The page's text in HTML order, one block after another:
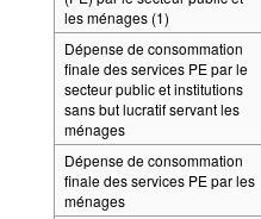
les ménages (1)
Dépense de consommation
finale des services PE par le
secteur public et institutions
sans but lucratif servant les
ménages
Dépense de consommation
finale des services PE par les
ménages